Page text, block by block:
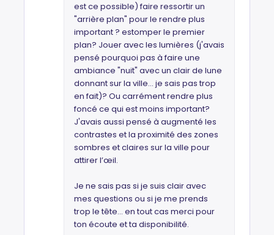
est ce possible) faire ressortir un
"arrière plan" pour le rendre plus
important ? estomper le premier
plan? Jouer avec les lumières (j'avais
pensé pourquoi pas à faire une
ambiance "nuit" avec un clair de lune
donnant sur la ville... je sais pas trop
en fait)? Ou carrément rendre plus
foncé ce qui est moins important?
J'avais aussi pensé à augmenté les
contrastes et la proximité des zones
sombres et claires sur la ville pour
attirer l’œil.
Je ne sais pas si je suis clair avec
mes questions ou si je me prends
trop le tête... en tout cas merci pour
ton écoute et ta disponibilité.